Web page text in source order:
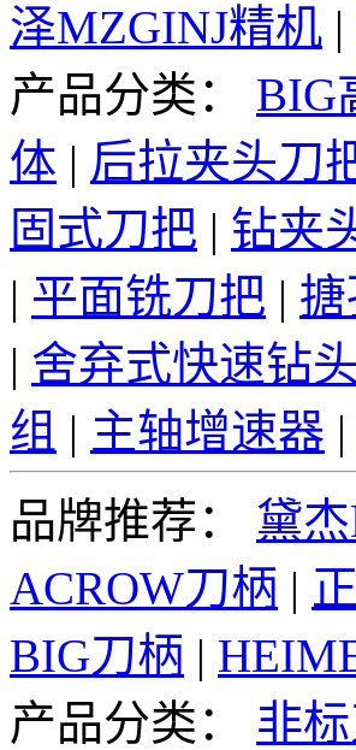
泽MZGINJ精机 |
产品分类：
BIG
体 | 后拉夹头刀
固式刀把 | 钻夹
| 平面铣刀把 |
| 舍弃式快速钻头
组 | 主轴增速器 |
品牌推荐：
黛
ACROW刀柄 |
BIG刀柄 |
产品分类：
非